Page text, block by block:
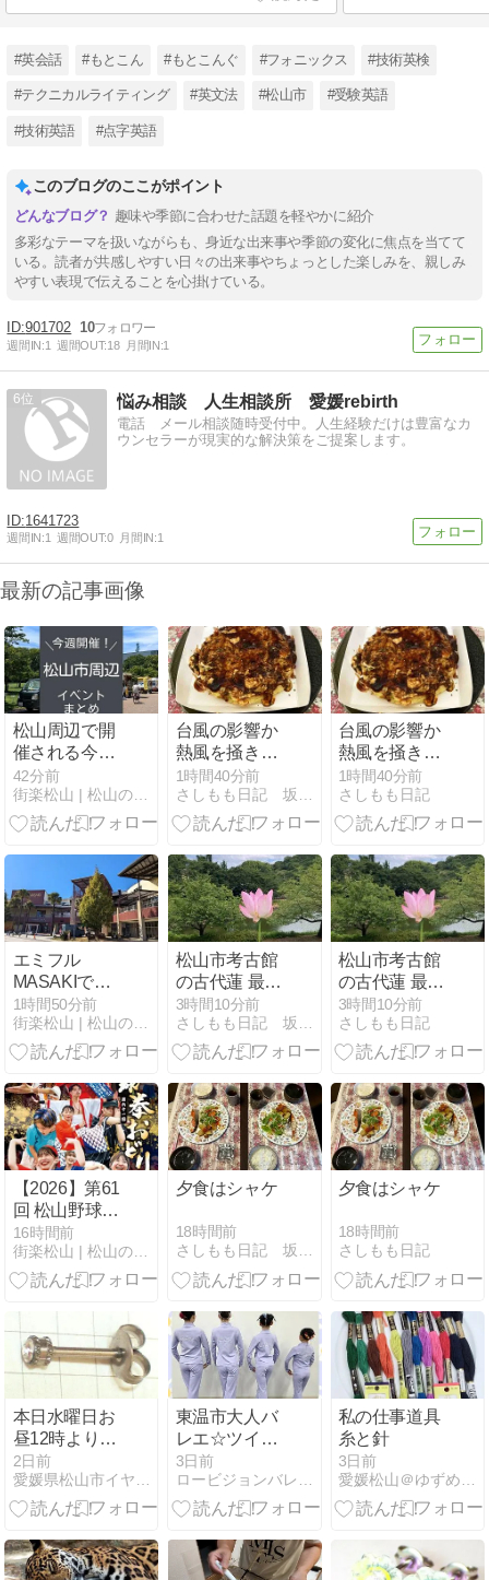
#英会話 #もとこん #もとこんぐ #フォニックス #技術英検
#テクニカルライティング #英文法 #松山市 #受験英語
#技術英語 #点字英語
このブログのここがポイント
趣味や季節に合わせた話題を軽やかに紹介
多彩なテーマを扱いながらも、身近な出来事や季節の変化に焦点を当てて
いる。読者が共感しやすい日々の出来事やちょっとした楽しみを、親しみ
やすい表現で伝えることを心掛けている。
901702 10
週間IN:1 週間OUT:18 月間IN:1
6 悩み相談 人生相談所 愛媛rebirth
電話 メール相談随時受付中。人生経験だけは豊富なカ
ウンセラーが現実的な解決策をご提案します。
1641723
週間IN:1 週間OUT:0 月間IN:1
最新の記事画像
松山周辺で開
催される今週
のイベント情
報！【2026年
8月7日～8月
42分前
街楽松山 | 松山の街を“オモシロク”するブログ
台風の影響か
熱風を掻き回
す風 帰宅お好
み焼きを食べ
る
1時間40分前
台風の影響か
熱風を掻き回
す中帰宅 お好
み焼きを食べ
る
1時間40分前
さしもも日記
エミフル
MASAKIで
「サンシャイ
ン池崎 お笑い
ライブ！」開
で2ステージ
【2026年8月
11日】
1時間50分前
街楽松山 | 松山の街を“オモシロク”するブログ
松山市考古館
の古代蓮 最後
の二輪
3時間10分前
さしもも日記 坂の上の雲松山市から
松山市考古館
の古代蓮 最後
の二輪
3時間10分前
さしもも日記
【2026】第61
回 松山野球拳
おどり開催！
演舞会場や音
楽フェス、松
16時間前
街楽松山 | 松山の街を“オモシロク”するブログ
夕食はシャケ
18時間前
さしもも日記 坂の上の雲松山市から
夕食はシャケ
18時間前
さしもも日記
本日水曜日お
昼12時よりご
来店お待ちし
ています☆今
日8月5日は
コーディング
終了
2日前
愛媛県松山市イヤリングピアス専門店夢工房アクセサリーズ別館
東温市大人バ
レエ☆ツイン
ドーム
3日前
ロービジョンバレエ講師のブログ
私の仕事道具
糸と針
3日前
愛媛松山＠ゆずめろん。のカラフル日記